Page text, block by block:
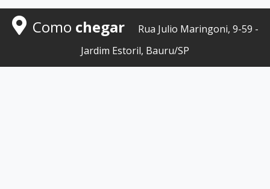
Como chegar
Rua Julio Maringoni, 9-59 -
Jardim Estoril, Bauru/SP